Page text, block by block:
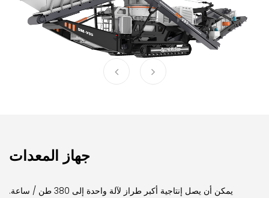
جهاز المعدات
يمكن أن يصل إنتاجية أكبر طراز لآلة واحدة إلى 380 طن / ساعة.